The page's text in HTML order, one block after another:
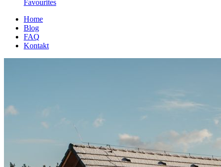
Favourites
Home
Blog
FAQ
Kontakt